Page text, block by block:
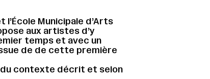
→
Municipale d’Arts
aux artistes d’y
temps et avec un
de de cette première
contexte décrit et selon